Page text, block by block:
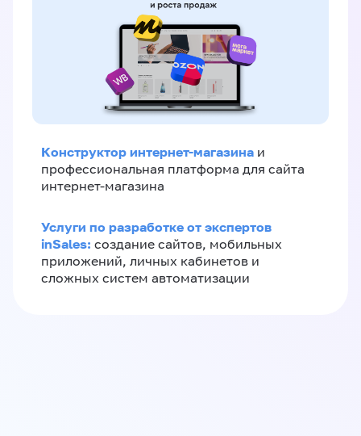
Конструктор интернет-магазина и
профессиональная платформа для сайта
интернет-магазина
Услуги по разработке от экспертов
inSales: создание сайтов, мобильных
приложений, личных кабинетов и
сложных систем автоматизации